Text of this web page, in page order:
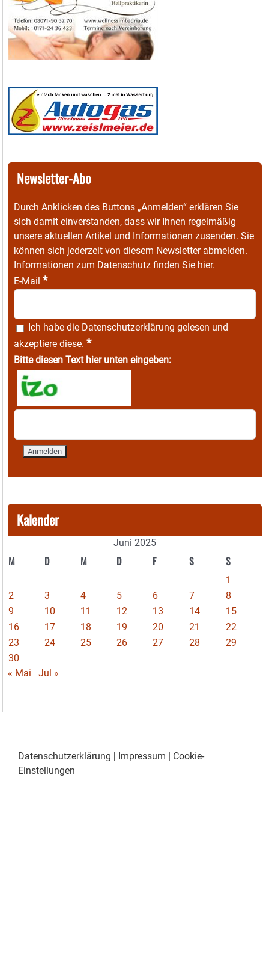
Newsletter-Abo
Durch Anklicken des Buttons „Anmelden“ erklären Sie
sich damit einverstanden, dass wir Ihnen regelmäßig
unsere aktuellen Artikel und Informationen zusenden. Sie
können sich jederzeit von diesem Newsletter abmelden.
Informationen zum Datenschutz finden Sie hier.
E-Mail *
Ich habe die Datenschutzerklärung gelesen und
akzeptiere diese. *
Bitte diesen Text hier unten eingeben:
Kalender
Juni 2025
M D M D F S S
1
2
3 4 5 6 7
8
9
10 11 12 13 14
15
16
17 18 19 20 21
22
23
24 25 26 27 28
29
30
« Mai
Jul »
Datenschutzerklärung Impressum
Cookie-
Einstellungen